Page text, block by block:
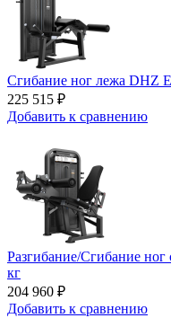
Сгибание ног лежа DHZ
225 515 ₽
Добавить к сравнению
Разгибание/Сгибание
кг
204 960 ₽
Добавить к сравнению